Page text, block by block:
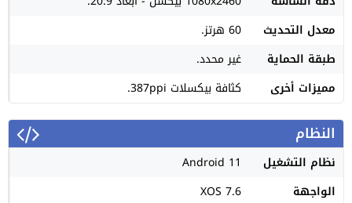
معدل التحديث
60 هرتز.
طبقة الحماية
غير محدد.
مميزات أخرى
كثافة بيكسلات 387ppi.
النظام
نظام التشغيل
Android 11
الواجهة
XOS 7.6